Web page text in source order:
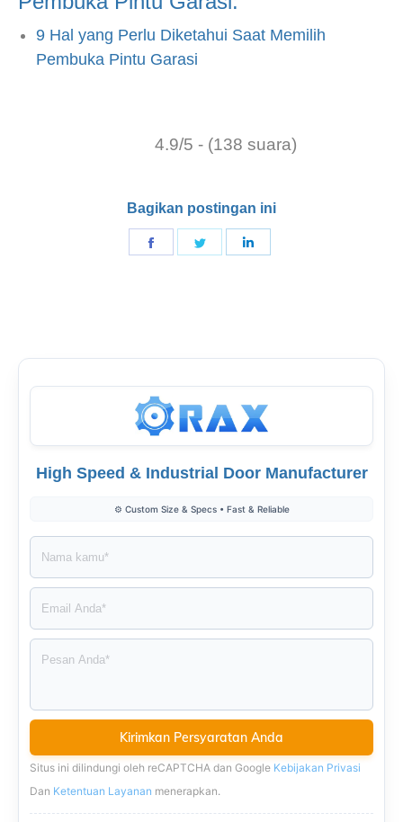
9 Hal yang Perlu Diketahui Saat Memilih
Pembuka Pintu Garasi
4.9/5 - (138 suara)
Bagikan postingan ini
Bagikan Bagikan
High Speed & Industrial Door Manufacturer
⚙️ Custom Size & Specs • Fast & Reliable
Situs ini dilindungi oleh reCAPTCHA dan Google Kebijakan Privasi
Dan Ketentuan Layanan menerapkan.